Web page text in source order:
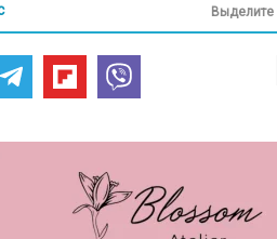
Выделите